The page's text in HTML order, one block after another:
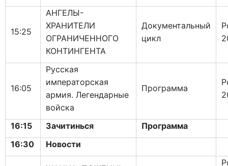
15:25
АНГЕЛЫ-
ХРАНИТЕЛИ
ОГРАНИЧЕННОГО
КОНТИНГЕНТА
Документальный
цикл
16:05
Русская
императорская
армия. Легендарные
войска
Программа
16:15 Зачитинься
Программа
16:30
Новости